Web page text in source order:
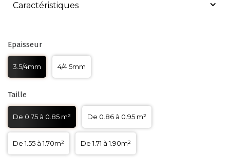
Caractéristiques
Epaisseur
3.5/4mm 4/4.5mm
Taille
De 0.75 à 0.85 m² De 0.86 à 0.95 m²
De 1.55 à 1.70m² De 1.71 à 1.90m²